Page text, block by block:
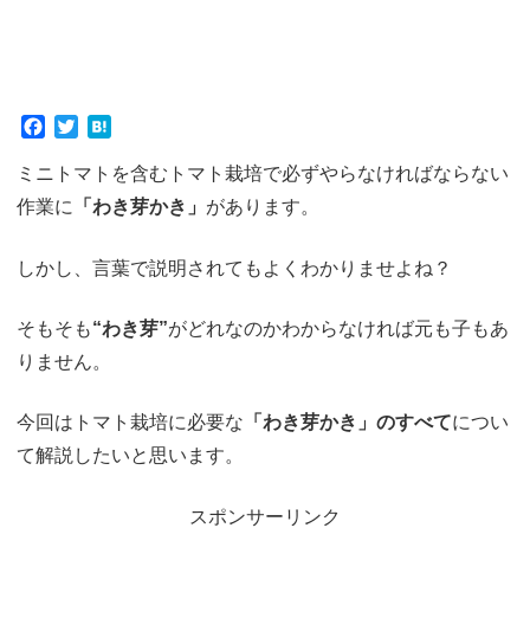
c
e
b
o
i
t
e
n
ミニトマトを含むトマト栽培で必ずやらなければならない
作業に
「わき芽かき」 があります。
しかし、言葉で説明されてもよくわかりませよね？
そもそも“わき芽”がどれなのかわからなければ元も子もあ
りません。
今回はトマト栽培に必要な 「わき芽かき」のすべてについ
て解説したいと思います。
スポンサーリンク